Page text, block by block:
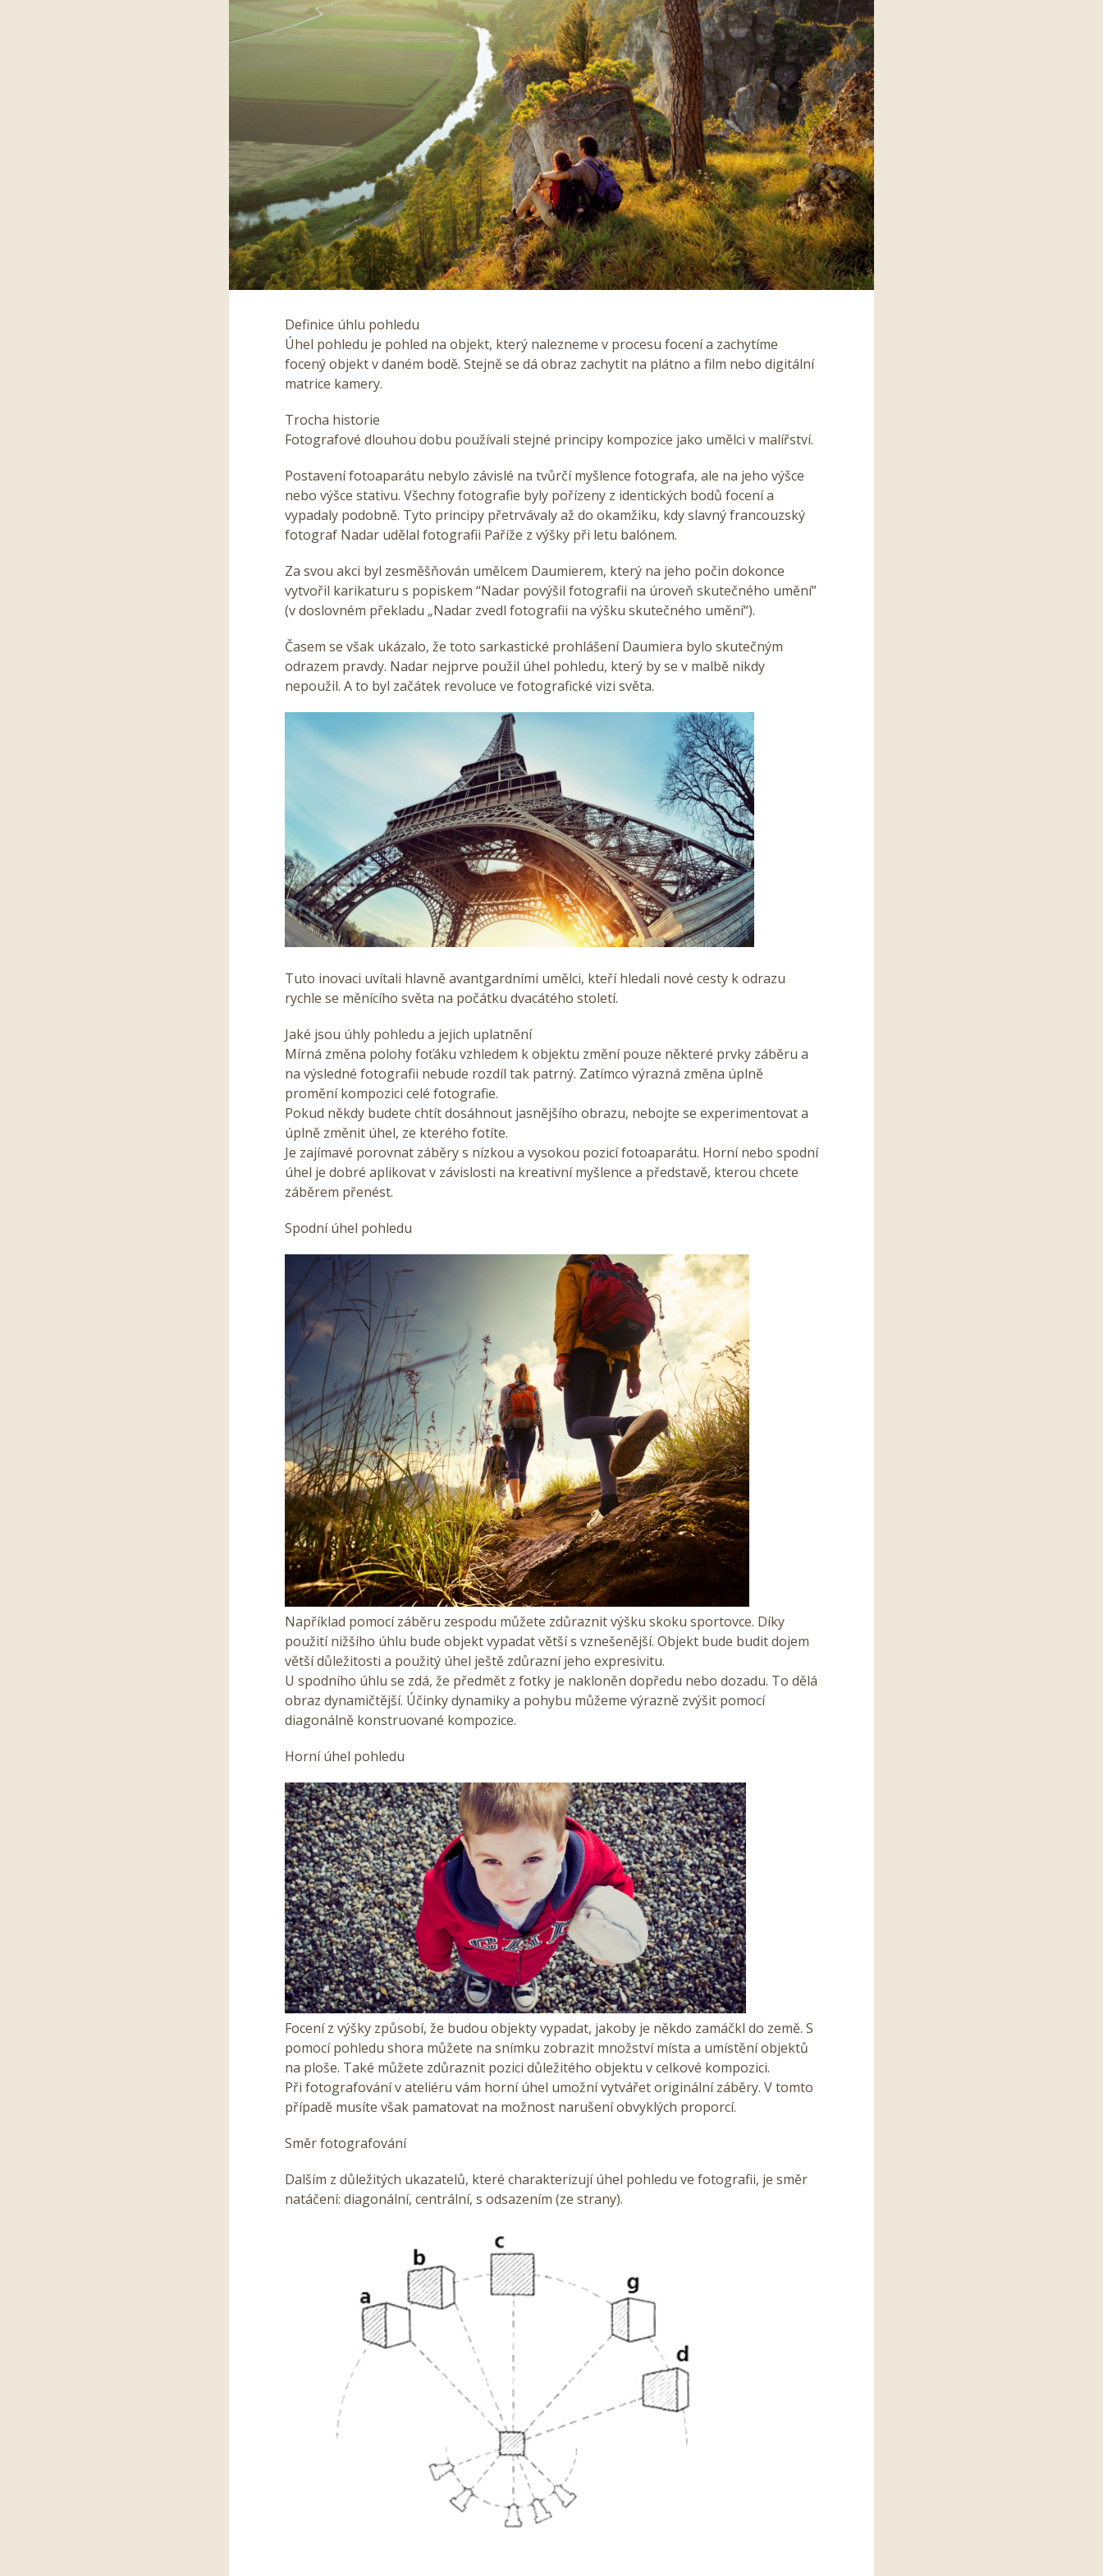
Definice úhlu pohledu
Úhel pohledu je pohled na objekt, který nalezneme v procesu focení a zachytíme
focený objekt v daném bodě. Stejně se dá obraz zachytit na plátno a film nebo digitální
matrice kamery.
Trocha historie
Fotografové dlouhou dobu používali stejné principy kompozice jako umělci v malířství.
Postavení fotoaparátu nebylo závislé na tvůrčí myšlence fotografa, ale na jeho výšce
nebo výšce stativu. Všechny fotografie byly pořízeny z identických bodů focení a
vypadaly podobně. Tyto principy přetrvávaly až do okamžiku, kdy slavný francouzský
fotograf Nadar udělal fotografii Paříže z výšky při letu balónem.
Za svou akci byl zesměšňován umělcem Daumierem, který na jeho počin dokonce
vytvořil karikaturu s popiskem “Nadar povýšil fotografii na úroveň skutečného umění”
(v doslovném překladu „Nadar zvedl fotografii na výšku skutečného umění“).
Časem se však ukázalo, že toto sarkastické prohlášení Daumiera bylo skutečným
odrazem pravdy. Nadar nejprve použil úhel pohledu, který by se v malbě nikdy
nepoužil. A to byl začátek revoluce ve fotografické vizi světa.
Tuto inovaci uvítali hlavně avantgardními umělci, kteří hledali nové cesty k odrazu
rychle se měnícího světa na počátku dvacátého století.
Jaké jsou úhly pohledu a jejich uplatnění
Mírná změna polohy foťáku vzhledem k objektu změní pouze některé prvky záběru a
na výsledné fotografii nebude rozdíl tak patrný. Zatímco výrazná změna úplně
promění kompozici celé fotografie.
Pokud někdy budete chtít dosáhnout jasnějšího obrazu, nebojte se experimentovat a
úplně změnit úhel, ze kterého fotíte.
Je zajímavé porovnat záběry s nízkou a vysokou pozicí fotoaparátu. Horní nebo spodní
úhel je dobré aplikovat v závislosti na kreativní myšlence a představě, kterou chcete
záběrem přenést.
Spodní úhel pohledu
Například pomocí záběru zespodu můžete zdůraznit výšku skoku sportovce. Díky
použití nižšího úhlu bude objekt vypadat větší s vznešenější. Objekt bude budit dojem
větší důležitosti a použitý úhel ještě zdůrazní jeho expresivitu.
U spodního úhlu se zdá, že předmět z fotky je nakloněn dopředu nebo dozadu. To dělá
obraz dynamičtější. Účinky dynamiky a pohybu můžeme výrazně zvýšit pomocí
diagonálně konstruované kompozice.
Horní úhel pohledu
Focení z výšky způsobí, že budou objekty vypadat, jakoby je někdo zamáčkl do země. S
pomocí pohledu shora můžete na snímku zobrazit množství místa a umístění objektů
na ploše. Také můžete zdůraznit pozici důležitého objektu v celkové kompozici.
Při fotografování v ateliéru vám horní úhel umožní vytvářet originální záběry. V tomto
případě musíte však pamatovat na možnost narušení obvyklých proporcí.
Směr fotografování
Dalším z důležitých ukazatelů, které charakterizují úhel pohledu ve fotografii, je směr
natáčení: diagonální, centrální, s odsazením (ze strany).